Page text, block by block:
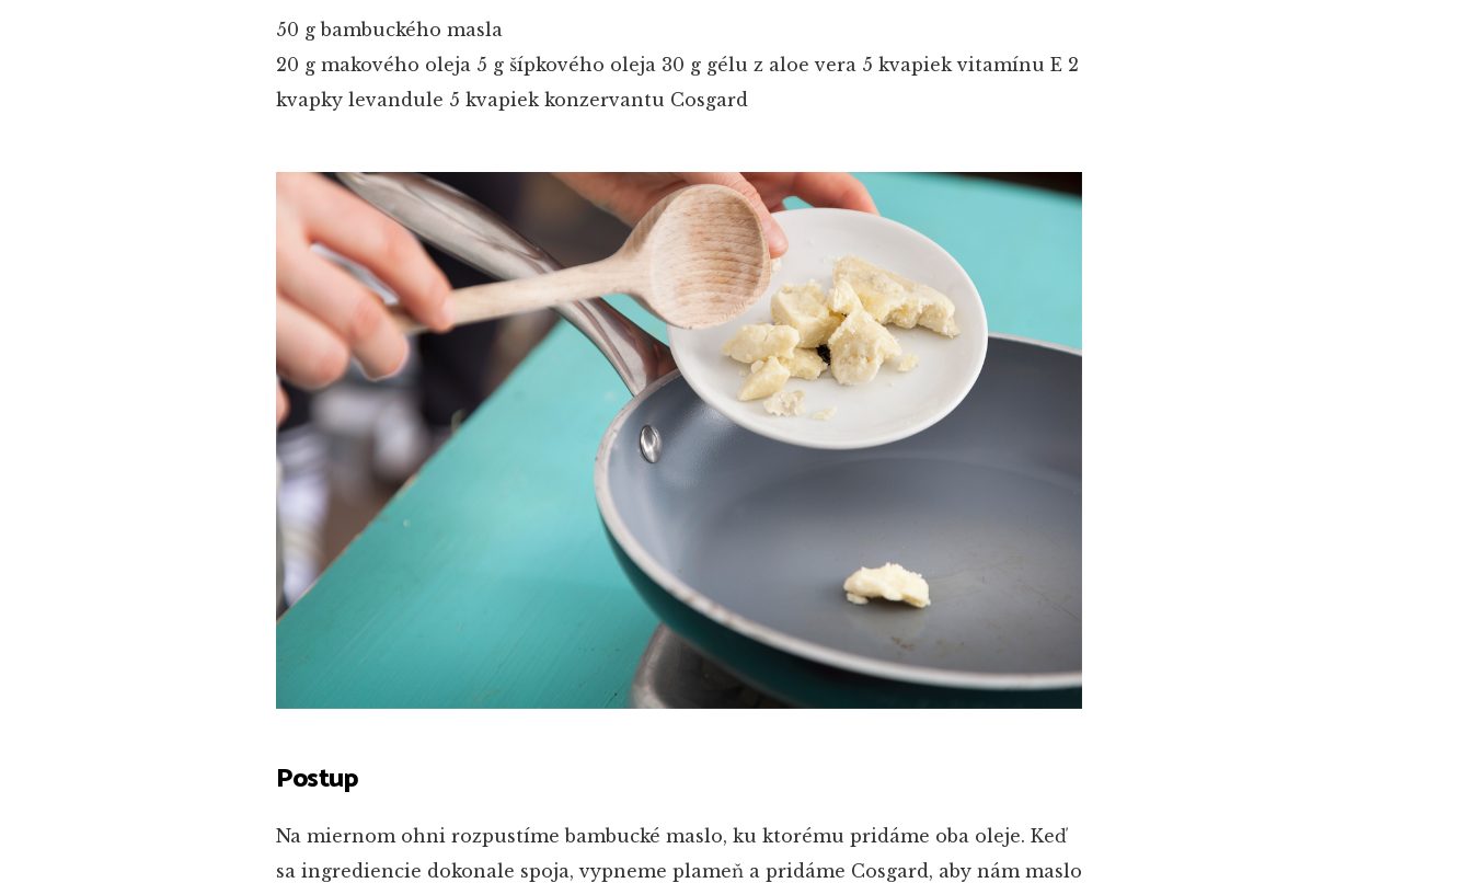
50 g bambuckého masla
20 g makového oleja 5 g šípkového oleja 30 g gélu z aloe vera 5 kvapiek vitamínu E 2
kvapky levandule 5 kvapiek konzervantu Cosgard
Postup
Na miernom ohni rozpustíme bambucké maslo, ku ktorému pridáme oba oleje. Keď
sa ingrediencie dokonale spoja, vypneme plameň a pridáme Cosgard, aby nám maslo